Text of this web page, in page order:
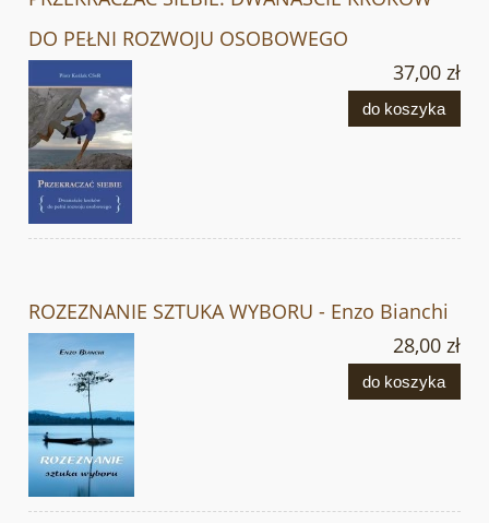
DO PEŁNI ROZWOJU OSOBOWEGO
37,00 zł
do koszyka
ROZEZNANIE SZTUKA WYBORU - Enzo Bianchi
28,00 zł
do koszyka